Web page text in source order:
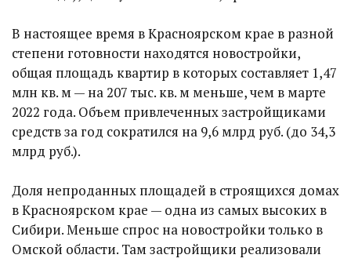
В настоящее время в Красноярском крае в разной
степени готовности находятся новостройки,
общая площадь квартир в которых составляет 1,47
млн кв. м — на 207 тыс. кв. м меньше, чем в марте
2022 года. Объем привлеченных застройщиками
средств за год сократился на 9,6 млрд руб. (до 34,3
млрд руб.).
Доля непроданных площадей в строящихся домах
в Красноярском крае — одна из самых высоких в
Сибири. Меньше спрос на новостройки только в
Омской области. Там застройщики реализовали